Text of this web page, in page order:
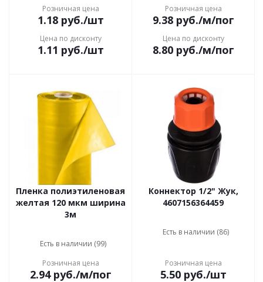
Розничная цена
1.18руб./шт
Цена по дисконту
1.11 руб./шт
Розничная цена
9.38руб./м/пог
Цена по дисконту
8.80руб./м/пог
Пленка полиэтиленовая
желтая 120 мкм ширина
3м
Есть в наличии (99)
Розничная цена
2.94руб./м/пог
Коннектор 1/2" Жук,
4607156364459
Есть в наличии (86)
Розничная цена
5.50руб./шт